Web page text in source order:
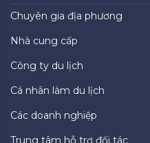
Chuyên gia địa phương
Nhà cung cấp
Công ty du lịch
Cá nhân làm du lịch
Các doanh nghiệp
Trung tâm hỗ trợ đối tác